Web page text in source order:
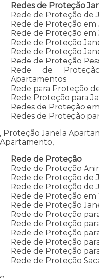
Redes de Proteção
Rede de Proteção de
Rede de Proteção em
Rede de Proteção em
Rede de Proteção
Rede de Proteção
Rede de Proteção
Rede de
Apartamentos
Rede para Proteção
Rede Proteção para
Redes de Proteção
Redes de Proteção
, Proteção Janela
Apartamento,
Rede de Proteção
Rede de Proteção
Rede de Proteção de
Rede de Proteção de
Rede de Proteção em
Rede de Proteção
Rede de Proteção
Rede de Proteção
Rede de Proteção
Rede de Proteção
Rede de Proteção
Rede de Proteção